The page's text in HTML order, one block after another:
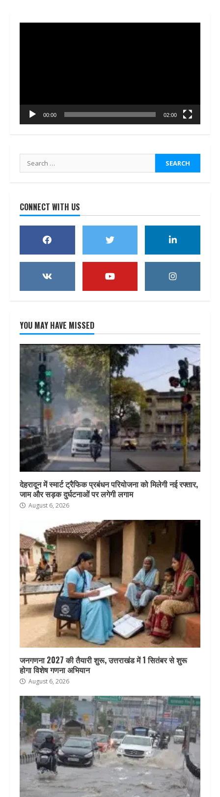
00:00 02:00
Search
for:
CONNECT WITH US
YOU MAY HAVE MISSED
देहरादून में स्मार्ट ट्रैफिक प्रबंधन परियोजना को मिलेगी नई रफ्तार,
जाम और सड़क दुर्घटनाओं पर लगेगी लगाम
August 6, 2026
जनगणना 2027 की तैयारी शुरू, उत्तराखंड में 1 सितंबर से शुरू
होगा विशेष गणना अभियान
August 6, 2026